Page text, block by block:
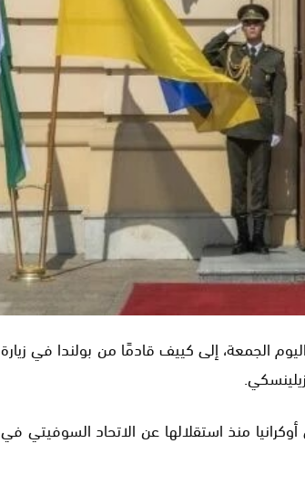
الجمعة، إلى كييف قادمًا من بولندا في زيارة
منذ استقلالها عن الاتحاد السوفيتي في